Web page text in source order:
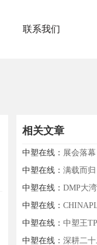
联系我们
相关文章
中塑在线： 展会落幕，征
中塑在线： 满载而归丨2024亚
中塑在线： DMP大湾区工业
中塑在线： CHINAPLAS 2025国
中塑在线： 中塑王TPE：全
中塑在线： 深耕二十二载，再